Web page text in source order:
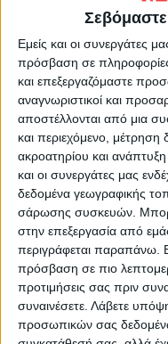
Σεβόμαστε
Εμείς και οι συνεργάτες
πρόσβαση σε
και επεξεργαζόμαστε
αναγνωριστικοί και
αποστέλλονται από μια
και περιεχόμενο, μέτρηση
ακροατηρίου και
και οι συνεργάτες μας
δεδομένα γεωγραφικής
σάρωσης συσκευών.
στην επεξεργασία από
περιγράφεται παραπάνω.
πρόσβαση σε πιο
προτιμήσεις σας πριν
συναινέσετε. Λάβετε
προσωπικών σας
να δολοφονηθεί
(20/7). Ακόμη,
υπολογιστή που
υποβολή του
στοιχεία που είχε
Οι αρχές
που έγραφε το
του αγοριού, η
φωτογραφία.
παρουσιάστηκαν
18χρονη, η
3.000 για την
αστυνομία την